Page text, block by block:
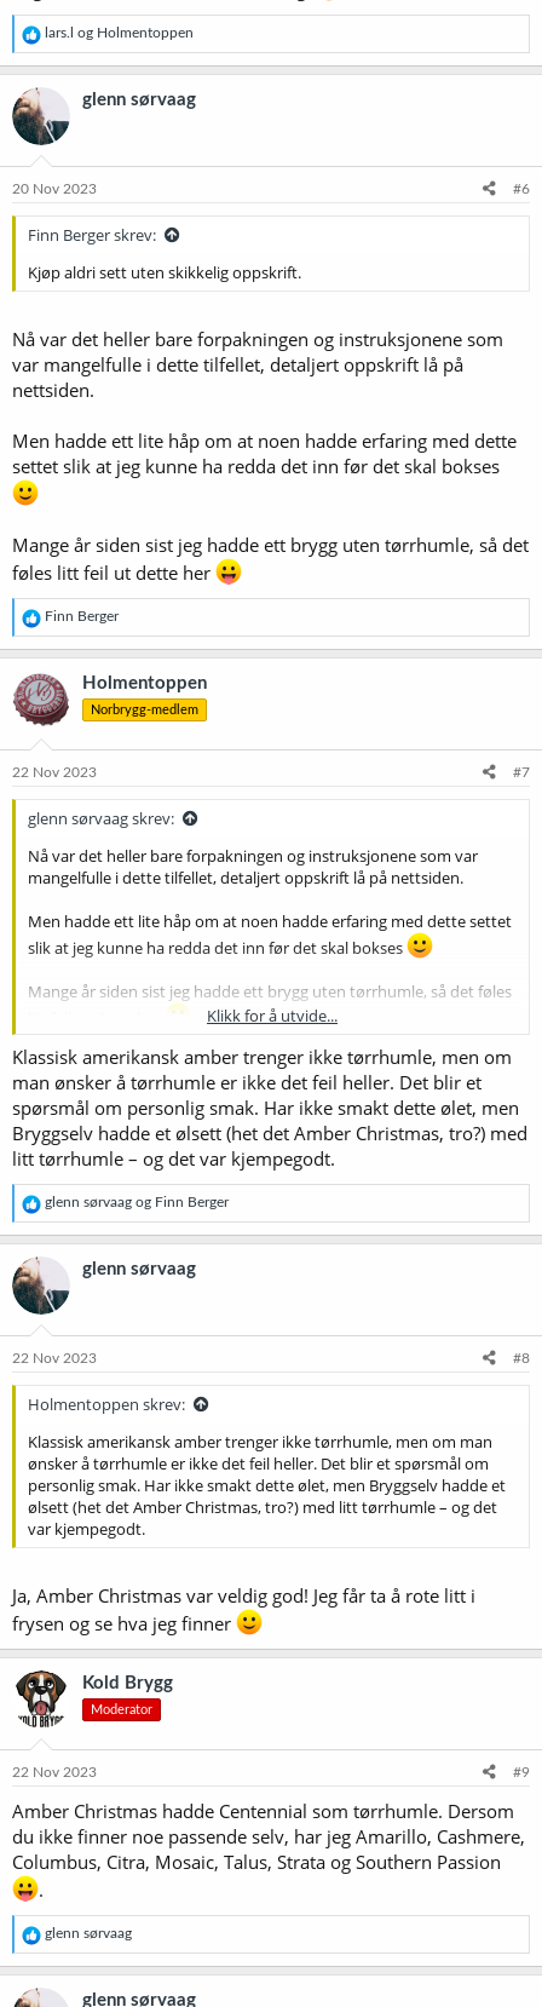
R
e
a
j
o
e
lars.l og Holmentoppen
glenn sørvaag
20 Nov 2023 #6
Finn Berger skrev:
Kjøp aldri sett uten skikkelig oppskrift.
Nå var det heller bare forpakningen og instruksjonene som
var mangelfulle i dette tilfellet, detaljert oppskrift lå på
nettsiden.
Men hadde ett lite håp om at noen hadde erfaring med dette
settet slik at jeg kunne ha redda det inn før det skal bokses
Mange år siden sist jeg hadde ett brygg uten tørrhumle, så det
føles litt feil ut dette her
R
e
a
k
s
j
o
e
Finn Berger
Holmentoppen
Norbrygg-medlem
22 Nov 2023 #7
glenn sørvaag skrev:
Nå var det heller bare forpakningen og instruksjonene som var
mangelfulle i dette tilfellet, detaljert oppskrift lå på nettsiden.
Men hadde ett lite håp om at noen hadde erfaring med dette settet
slik at jeg kunne ha redda det inn før det skal bokses
Mange år siden sist jeg hadde ett brygg uten tørrhumle, så det føles
Klikk for å utvide...
Klassisk amerikansk amber trenger ikke tørrhumle, men om
man ønsker å tørrhumle er ikke det feil heller. Det blir et
spørsmål om personlig smak. Har ikke smakt dette ølet, men
Bryggselv hadde et ølsett (het det Amber Christmas, tro?) med
litt tørrhumle – og det var kjempegodt.
R
e
a
j
o
e
glenn sørvaag og Finn Berger
glenn sørvaag
22 Nov 2023 #8
Holmentoppen skrev:
Klassisk amerikansk amber trenger ikke tørrhumle, men om man
ønsker å tørrhumle er ikke det feil heller. Det blir et spørsmål om
personlig smak. Har ikke smakt dette ølet, men Bryggselv hadde et
ølsett (het det Amber Christmas, tro?) med litt tørrhumle – og det
var kjempegodt.
Ja, Amber Christmas var veldig god! Jeg får ta å rote litt i
frysen og se hva jeg finner
Kold Brygg
Moderator
22 Nov 2023 #9
Amber Christmas hadde Centennial som tørrhumle. Dersom
du ikke finner noe passende selv, har jeg Amarillo, Cashmere,
Columbus, Citra, Mosaic, Talus, Strata og Southern Passion
.
R
e
a
glenn sørvaag
glenn sørvaag